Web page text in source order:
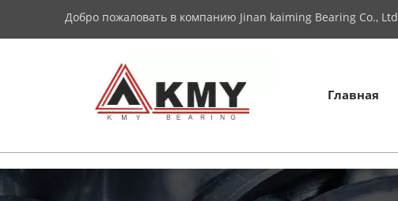
Добро пожаловать в компанию Jinan kaiming Bearing Co., Ltd
Главная